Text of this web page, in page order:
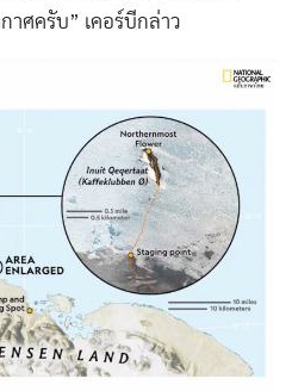
าศครับ” เคอร์บีกล่าว